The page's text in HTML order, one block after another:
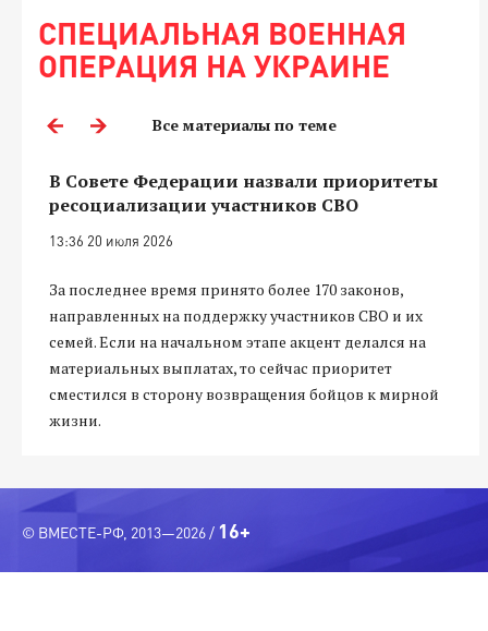
СПЕЦИАЛЬНАЯ ВОЕННАЯ
ОПЕРАЦИЯ НА УКРАИНЕ
Все материалы по теме
В Совете Федерации назвали приоритеты
ресоциализации участников СВО
13:36 20 июля 2026
За последнее время принято более 170 законов,
направленных на поддержку участников СВО и их
семей. Если на начальном этапе акцент делался на
материальных выплатах, то сейчас приоритет
сместился в сторону возвращения бойцов к мирной
жизни.
© ВМЕСТЕ-РФ, 2013—2026 / 16+